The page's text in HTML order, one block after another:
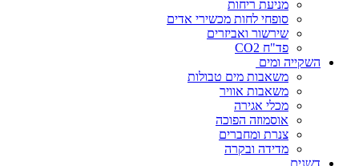
מניעת ריחות
סופחי לחות מכשירי אדים
שירשור ואביזרים
פד"ח CO2
השקייה ומים
משאבות מים טבולות
משאבות אוויר
מכלי אגירה
אוסמוזה הפוכה
צנרת ומחברים
מדידה ובקרה
דשנים